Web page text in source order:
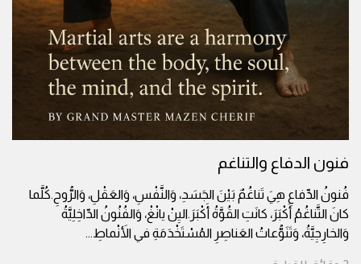
فنون الدفاع والتناغم
فُنونُ الدِّفاعِ هِيَ تَناغُمٌ بَيْنَ الجَسَدِ، وَالنَّفْسِ، وَالعَقْلِ، وَالرُّوحِ.كُلَّما
كانَ التَّناغُمُ أَكْبَرَ، كانَتِ القُوَّةُ أَكْبَرَ.اليِنْ يانْغْ، وَالفُنُونُ الدّاخِلِيَّةُ
وَالخارِجِيَّةُ، وَتَنَوُّعاتُ العَناصِرِ المُسْتَخْدَمَةِ في الأَنْماطِ...